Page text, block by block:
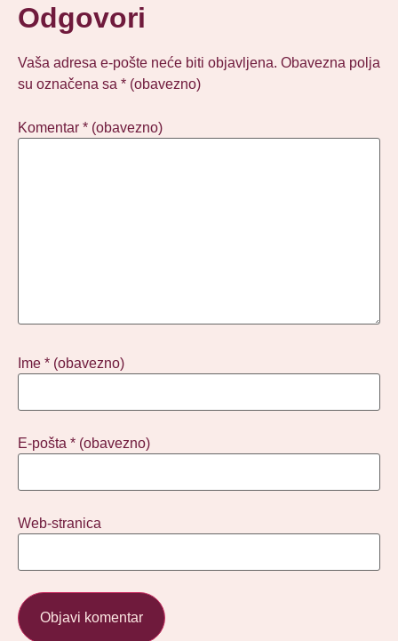
Odgovori
Vaša adresa e-pošte neće biti objavljena. Obavezna polja
su označena sa * (obavezno)
Komentar * (obavezno)
Ime * (obavezno)
E-pošta * (obavezno)
Web-stranica